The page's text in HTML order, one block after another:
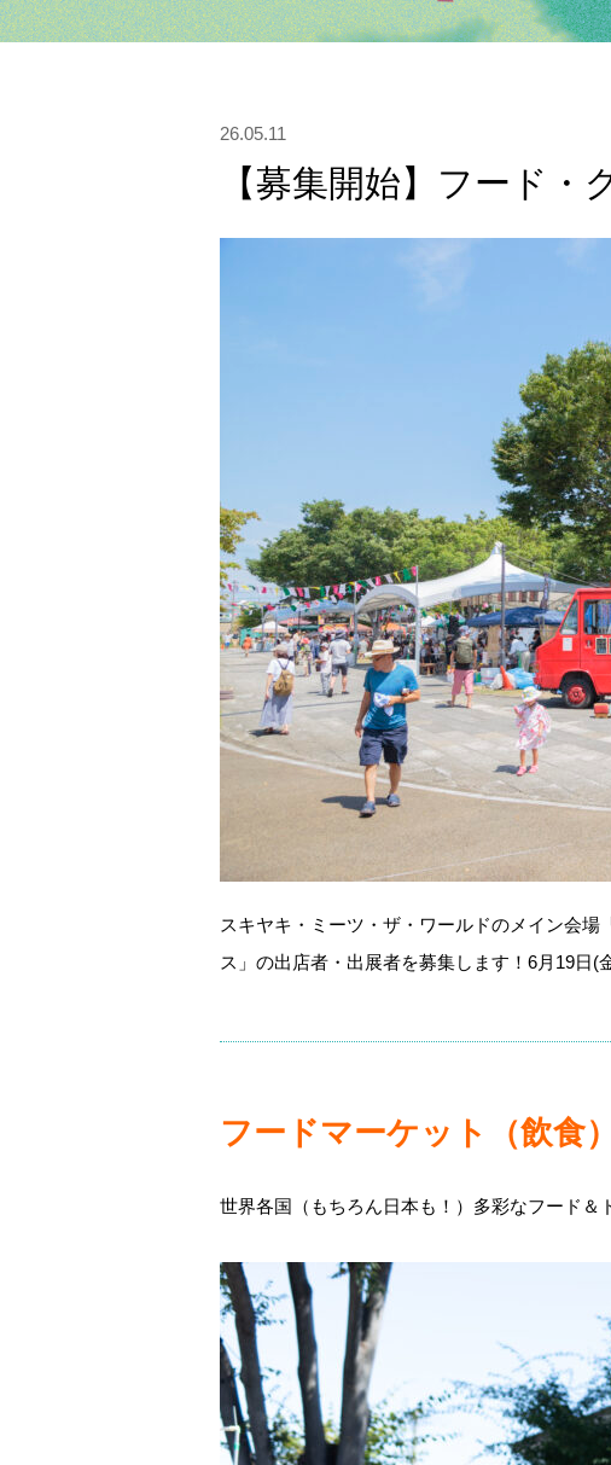
26.05.11
【募集開始】フード
スキヤキ・ミーツ・ザ・ワールドのメイン会
ス」の出店者・出展者を募集します！6月19日(
フードマーケット（飲食）
世界各国（もちろん日本も！）多彩なフード＆